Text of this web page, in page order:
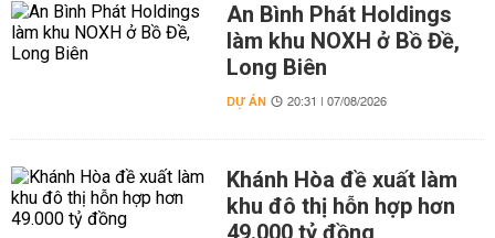
An Bình Phát Holdings
làm khu NOXH ở Bồ Đề,
Long Biên
DỰ ÁN 20:31 | 07/08/2026
Khánh Hòa đề xuất làm
khu đô thị hỗn hợp hơn
49.000 tỷ đồng